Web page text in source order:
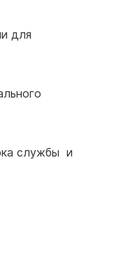
для
службы и